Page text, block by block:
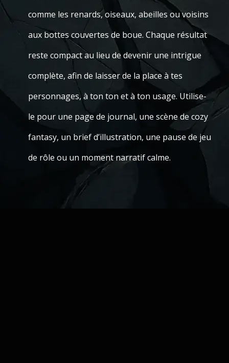
comme les renards, oiseaux, abeilles ou voisins
aux bottes couvertes de boue. Chaque résultat
reste compact au lieu de devenir une intrigue
complète, afin de laisser de la place à tes
personnages, à ton ton et à ton usage. Utilise-
le pour une page de journal, une scène de cozy
fantasy, un brief d’illustration, une pause de jeu
de rôle ou un moment narratif calme.